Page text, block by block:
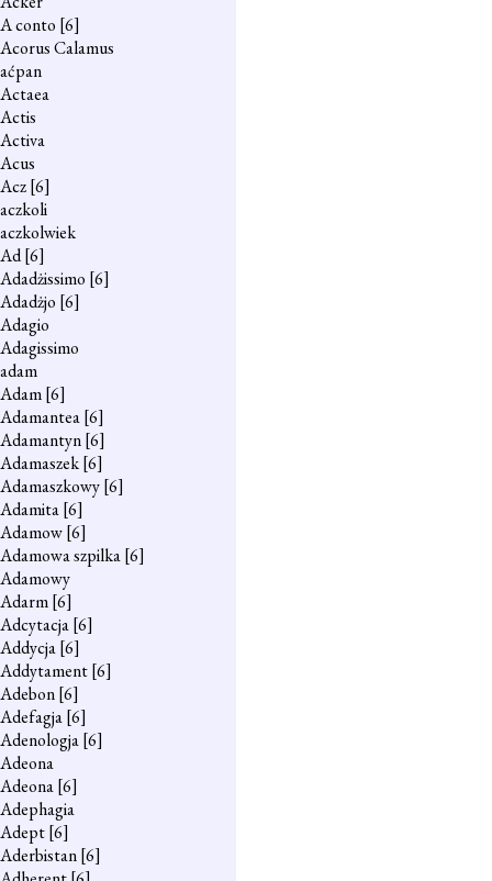
A conto [6]
Acorus Calamus
aćpan
Actaea
Actis
Activa
Acus
Acz[6]
aczkoli
aczkolwiek
Ad[6]
Adadżissimo [6]
Adadżjo [6]
Adagio
Adagissimo
adam
Adam[6]
Adamantea[6]
Adamantyn[6]
Adamaszek[6]
Adamaszkowy[6]
Adamita[6]
Adamow[6]
Adamowa szpilka[6]
Adamowy
Adarm[6]
Adcytacja[6]
Addycja[6]
Addytament[6]
Adebon[6]
Adefagja[6]
Adenologja[6]
Adeona
Adeona[6]
Adephagia
Adept[6]
Aderbistan[6]